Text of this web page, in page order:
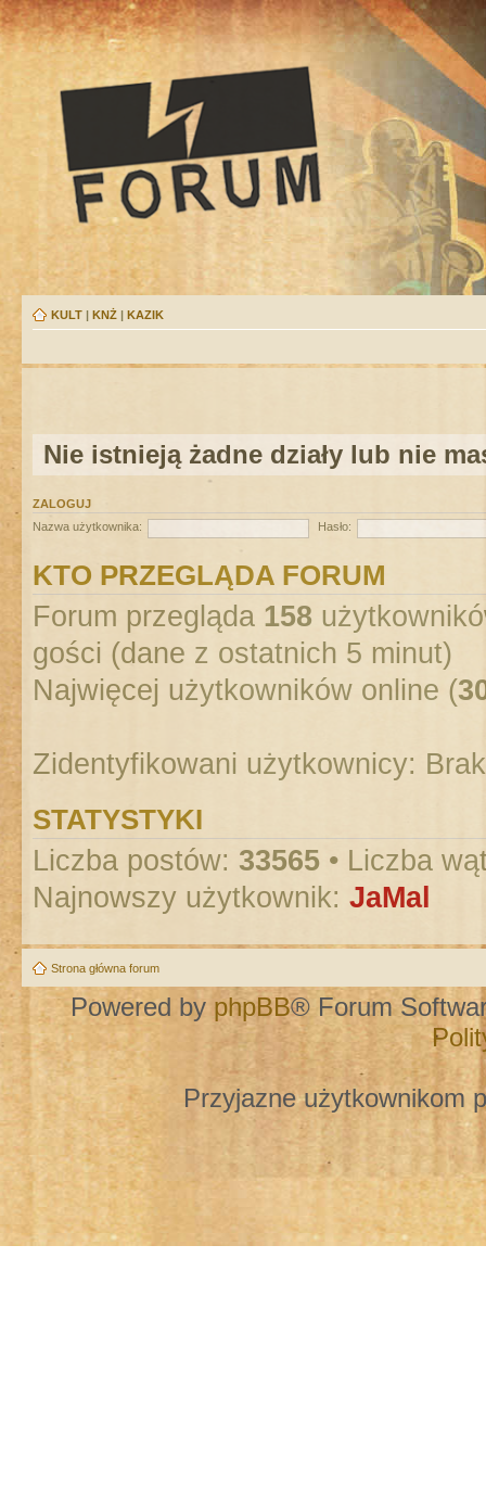
KULT | KNŻ | KAZIK
Nie istnieją żadne działy lub nie
ZALOGUJ
Nazwa użytkownika:
Hasło:
KTO PRZEGLĄDA FORUM
Forum przegląda 158
gości (dane z ostatnich 5 minut)
Najwięcej użytkowników online (
Zidentyfikowani użytkownicy:
STATYSTYKI
Liczba postów: 33565 • Liczba
Najnowszy użytkownik: JaMal
Strona główna forum
Powered by phpBB® Forum
Przyjazne użytkownikom